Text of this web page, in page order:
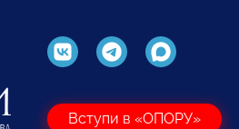
Вступи в «ОПОРУ»